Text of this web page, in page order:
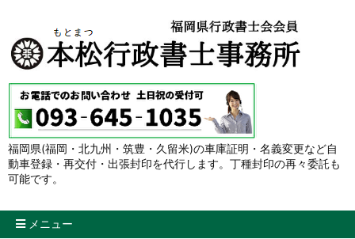
福岡県(福岡・北九州・筑豊・久留米)の車庫証明・名義変更など自
動車登録・再交付・出張封印を代行します。丁種封印の再々委託も
可能です。
メニュー